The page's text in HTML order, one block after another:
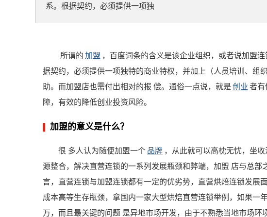
系。根据契约，必须提供一项独
所谓的 加盟 ，百度词条的含义是该企业组织，或者说加盟
据契约，必须提供一项独特的商业特权，并加上（人员培训、组
助。而加盟店也需付出相对的报 偿。通俗一点说，就是 创业 者有
障，有效的降低创业投资风险。
加盟的意义是什么？
很 多人认为随便加盟一个 品牌 ，从此就可以高枕无忧，坐
源整合，解决直营连锁的一系列发展瓶颈和弊端，加盟 店与总部
言，直营连锁与加盟连锁都有一定的优劣势，直营烘焙连锁发展
成本高等生存瓶颈，拿国内一家大型烘焙直营连锁举例，如果一
万，而且最关键的问题 是异地市场开发，由于不熟悉当地市场